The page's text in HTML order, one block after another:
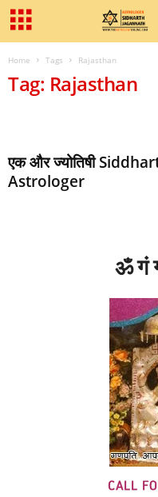
Home Tags Rajasthan
Tag: Rajasthan
एक और ज्‍योतिषी
Astrologer
ॐ गं